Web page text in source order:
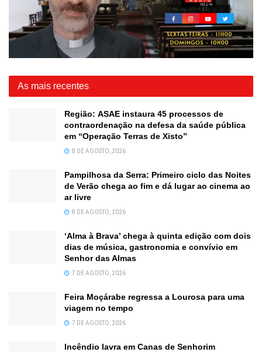
As mais recentes
Região: ASAE instaura 45 processos de
contraordenação na defesa da saúde pública
em “Operação Terras de Xisto”
8 DE AGOSTO, 2026
Pampilhosa da Serra: Primeiro ciclo das Noites
de Verão chega ao fim e dá lugar ao cinema ao
ar livre
8 DE AGOSTO, 2026
‘Alma à Brava’ chega à quinta edição com dois
dias de música, gastronomia e convívio em
Senhor das Almas
7 DE AGOSTO, 2026
Feira Moçárabe regressa a Lourosa para uma
viagem no tempo
7 DE AGOSTO, 2026
Incêndio lavra em Canas de Senhorim